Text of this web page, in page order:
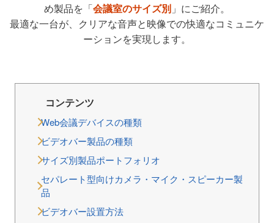
め製品を「会議室のサイズ別 」にご紹介。
最適な一台が、クリアな音声と映像での快適なコミュニケ
ーションを実現します。
コンテンツ
Web会議デバイスの種類
ビデオバー製品の種類
サイズ別製品ポートフォリオ
セパレート型向けカメラ・マイク・スピーカー製
品
ビデオバー設置方法